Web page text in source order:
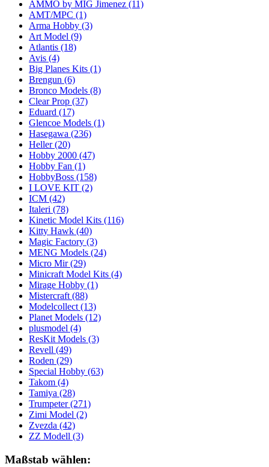
AMMO by MIG Jimenez (11)
AMT/MPC (1)
Arma Hobby (3)
Art Model (9)
Atlantis (18)
Avis (4)
Big Planes Kits (1)
Brengun (6)
Bronco Models (8)
Clear Prop (37)
Eduard (17)
Glencoe Models (1)
Hasegawa (236)
Heller(20)
Hobby 2000 (47)
Hobby Fan (1)
HobbyBoss (158)
I LOVE KIT (2)
ICM (42)
Italeri (78)
Kinetic Model Kits (116)
Kitty Hawk (40)
Magic Factory (3)
MENG Models (24)
Micro Mir(29)
Minicraft Model Kits (4)
Mirage Hobby (1)
Mistercraft (88)
Modelcollect (13)
Planet Models (12)
plusmodel (4)
ResKit Models (3)
Revell (49)
Roden (29)
Special Hobby (63)
Takom (4)
Tamiya (28)
Trumpeter(271)
Zimi Model (2)
Zvezda (42)
ZZ Modell (3)
Maßstab wählen: